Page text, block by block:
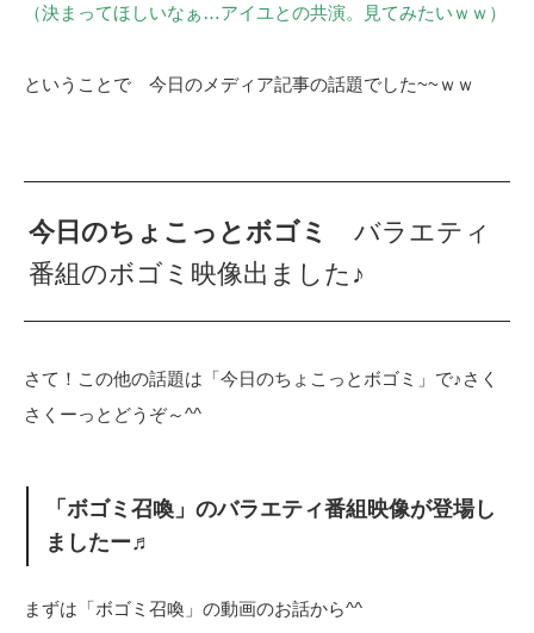
（決まってほしいなぁ…アイユとの共演。見てみたいｗｗ）
ということで 今日のメディア記事の話題でした~~ｗｗ
今日のちょこっとボゴミ
バラエティ
番組のボゴミ映像出ました♪
さて！この他の話題は「今日のちょこっとボゴミ」で♪さく
さくーっとどうぞ～^^
「ボゴミ召喚」のバラエティ番組映像が登場し
ましたー♬
まずは「ボゴミ召喚」の動画のお話から^^